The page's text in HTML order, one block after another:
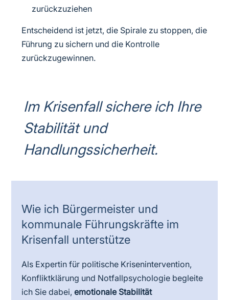
zurückzuziehen
Entscheidend ist jetzt, die Spirale zu stoppen, die
Führung zu sichern und die Kontrolle
zurückzugewinnen.
Im Krisenfall sichere ich Ihre
Stabilität und
Handlungssicherheit.
Wie ich Bürgermeister und
kommunale Führungskräfte im
Krisenfall unterstütze
Als Expertin für politische Krisenintervention,
Konfliktklärung und Notfallpsychologie begleite
ich Sie dabei,emotionale Stabilität